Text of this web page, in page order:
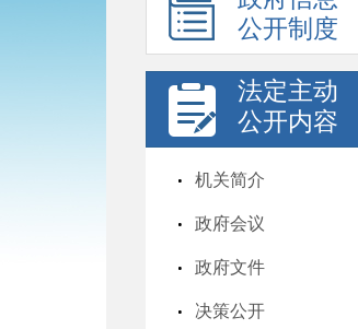
公开制度
法定主动
公开内容
机关简介
政府会议
政府文件
决策公开